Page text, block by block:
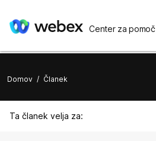
Center za pomoč
Domov / Članek
Ta članek velja za: